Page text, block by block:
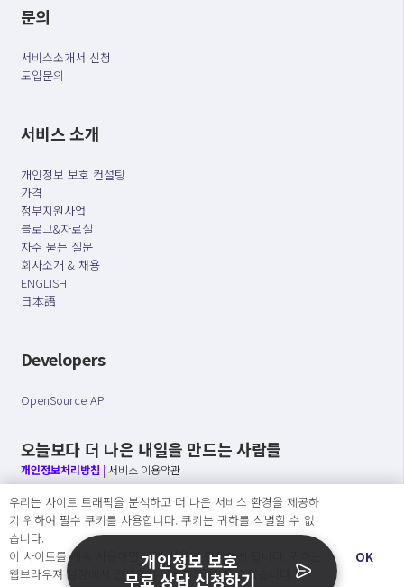
문의
서비스소개서 신청
도입문의
서비스 소개
개인정보 보호 컨설팅
가격
정부지원사업
블로그&자료실
자주 묻는 질문
회사소개 & 채용
ENGLISH
日本語
Developers
OpenSource API
오늘보다 더 나은 내일을 만드는 사람들
개인정보처리방침 | 서비스 이용약관
○ 개인정보보호 컴플라이언스를 선도하겠습니다.
○ 정보주체의 권리를 보장하겠습니다.
○ 기업의 개인정보보호를 위한 효율적 관리를 보장하겠습니다.
우리는 사이트 트래픽을 분석하고 더 나은 서비스 환경을 제공하
기 위하여 필수 쿠키를 사용합니다. 쿠키는 귀하를 식별할 수 없
습니다.
이 사이트를 계속 사용하면 쿠키 사용에 동의하게 됩니다. 귀하는
웹브라우져 설정에서 언제든지 쿠키를 삭제 할 수있습니다.
OK
개인정보 보호
무료 상담 신청하기